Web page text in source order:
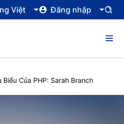
Việt Đăng nhập
Của PHP: Sarah Branch